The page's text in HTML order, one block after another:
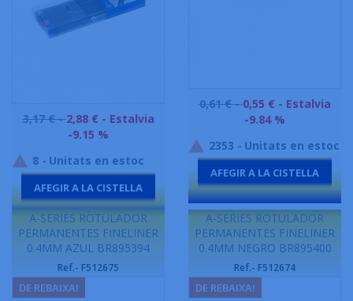
Preu
3,17 € -2,88 € - Estalvia
-9.15 %
 8 - Unitats en estoc
AFEGIR A LA CISTELLA
-
Preu
0,61 € -0,55 € - Estalvia
-9.84 %
 2353 - Unitats en estoc
AFEGIR A LA CISTELLA
-
A-SERIES ROTULADOR
PERMANENTES FINELINER
0.4MM AZUL BR895394
Ref.- F512675
DE REBAIXA!
A-SERIES ROTULADOR
PERMANENTES FINELINER
0.4MM NEGRO BR895400
Ref.- F512674
DE REBAIXA!